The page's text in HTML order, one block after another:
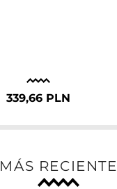
339,66 PLN
MÁS RECIENTE